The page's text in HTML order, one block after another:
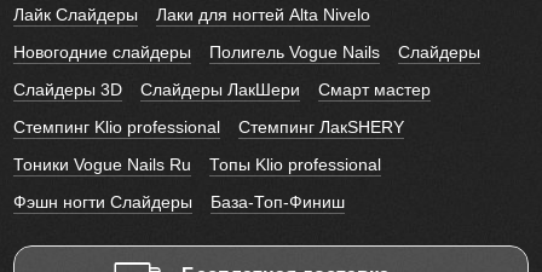
Лайк Слайдеры
Лаки для ногтей Alta Nivelo
Новогодние слайдеры
Полигель Vogue Nails
Слайдеры
Слайдеры 3D
Слайдеры ЛакШери
Смарт мастер
Стемпинг Klio professional
Стемпинг ЛакSHERY
Тоники Vogue Nails Ru
Топы Klio professional
Фэшн ногти Слайдеры
База-Топ-Финиш